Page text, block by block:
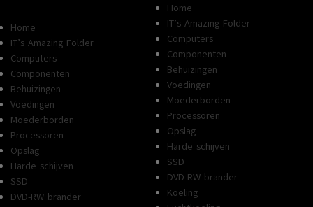
Home
IT’s Amazing Folder
Computers
Componenten
Behuizingen
Voedingen
Moederborden
Processoren
Opslag
Harde schijven
SSD
DVD-RW brander
Home
IT’s Amazing Folder
Computers
Componenten
Behuizingen
Voedingen
Moederborden
Processoren
Opslag
Harde schijven
SSD
DVD-RW brander
Koeling